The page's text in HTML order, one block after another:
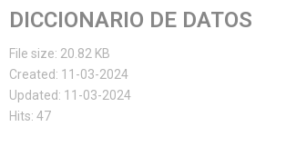
DICCIONARIO DE DATOS
File size: 20.82 KB
Created: 11-03-2024
Updated: 11-03-2024
Hits: 47